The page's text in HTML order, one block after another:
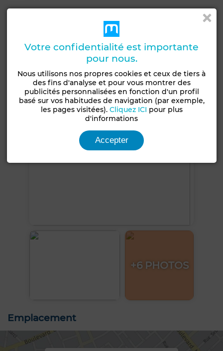
Cuisine équipée
Voir plus de photos
+6 PHOTOS
Emplacement
Votre confidentialité est importante
pour nous.
Nous utilisons nos propres cookies et ceux de tiers à
des fins d'analyse et pour vous montrer des
publicités personnalisées en fonction d'un profil
basé sur vos habitudes de navigation (par exemple,
les pages visitées). Cliquez ICI pour plus
d'informations
Accepter